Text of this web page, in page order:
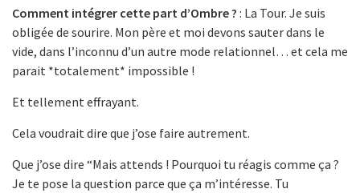
Comment intégrer cette part d’Ombre ? : La Tour. Je suis
obligée de sourire. Mon père et moi devons sauter dans le
vide, dans l’inconnu d’un autre mode relationnel… et cela me
parait *totalement* impossible !
Et tellement effrayant.
Cela voudrait dire que j’ose faire autrement.
Que j’ose dire “Mais attends ! Pourquoi tu réagis comme ça ?
Je te pose la question parce que ça m’intéresse. Tu